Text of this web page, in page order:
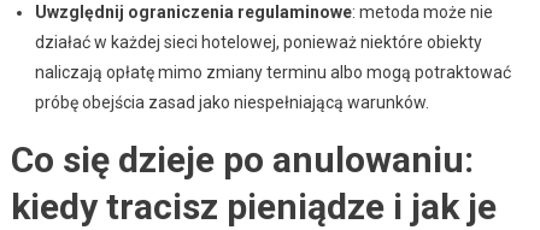
Uwzględnij ograniczenia regulaminowe: metoda może nie
działać w każdej sieci hotelowej, ponieważ niektóre obiekty
naliczają opłatę mimo zmiany terminu albo mogą potraktować
próbę obejścia zasad jako niespełniającą warunków.
Co się dzieje po anulowaniu:
kiedy tracisz pieniądze i jak je